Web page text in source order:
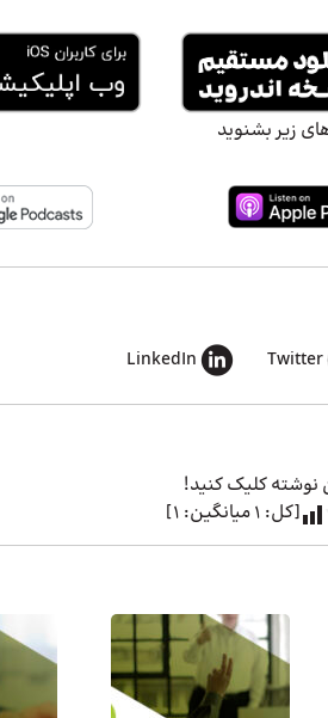
زیر بشنوید
Twitter
LinkedIn
نوشته کلیک کنید!
[کل: 1میانگین: 1
]